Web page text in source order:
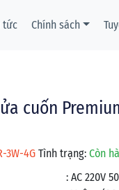
tức Chính sách
cuốn
3W-4G Tình trạng: Còn
: AC 220V